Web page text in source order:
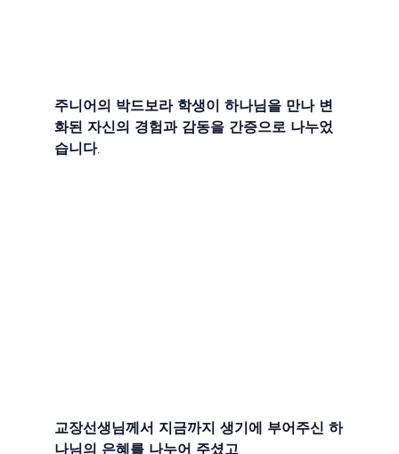
주니어의 박드보라 학생이 하나님을 만나 변
화된 자신의 경험과 감동을 간증으로 나누었
습니다.
교장선생님께서 지금까지 생기에 부어주신 하
나님의 은혜를 나누어 주셨고